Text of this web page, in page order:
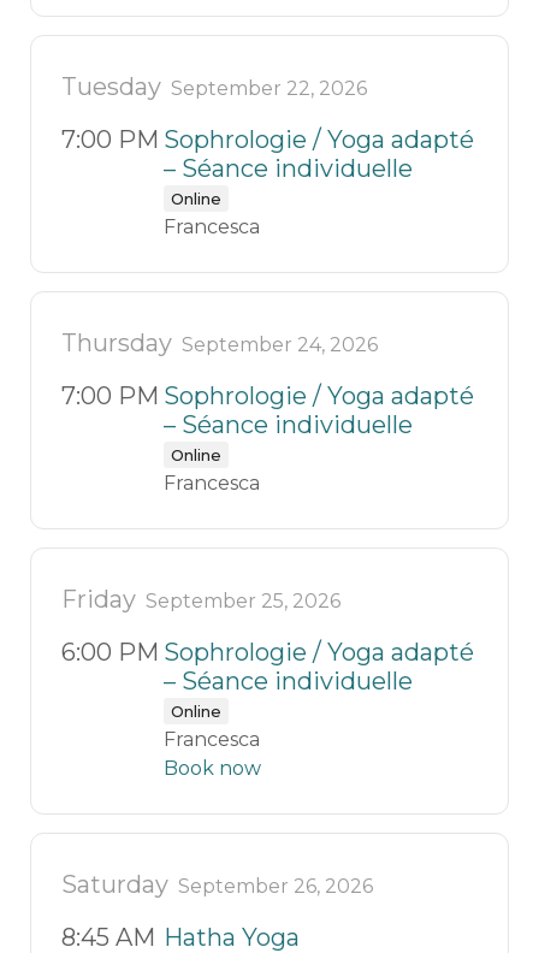
Tuesday September 22, 2026
7:00 PM Sophrologie / Yoga adapté
– Séance individuelle
Online
Francesca
Thursday September 24, 2026
7:00 PM Sophrologie / Yoga adapté
– Séance individuelle
Online
Francesca
Friday September 25, 2026
6:00 PM Sophrologie / Yoga adapté
– Séance individuelle
Online
Francesca
Book now
Saturday September 26, 2026
8:45 AM Hatha Yoga